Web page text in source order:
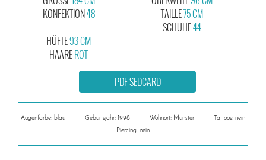
KONFEKTION48
TAILLE75 CM
SCHUHE44
HÜFTE93 CM
HAAREROT
PDF SEDCARD
Augenfarbe: blau Geburtsjahr: 1998 Wohnort: Münster
Tattoos: nein
Piercing: nein